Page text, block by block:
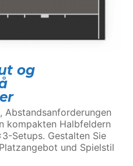
og
Abstandsanforderungen
kompakten Halbfeldern
Setups. Gestalten Sie
und Spielstil